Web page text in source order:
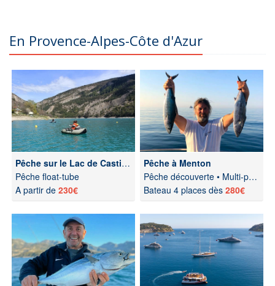
En Provence-Alpes-Côte d'Azur
Pêche sur le Lac de Castillon
Pêche float-tube
A partir de 230€
Pêche à Menton
Pêche découverte • Multi-pêche
Bateau 4 places dès 280€